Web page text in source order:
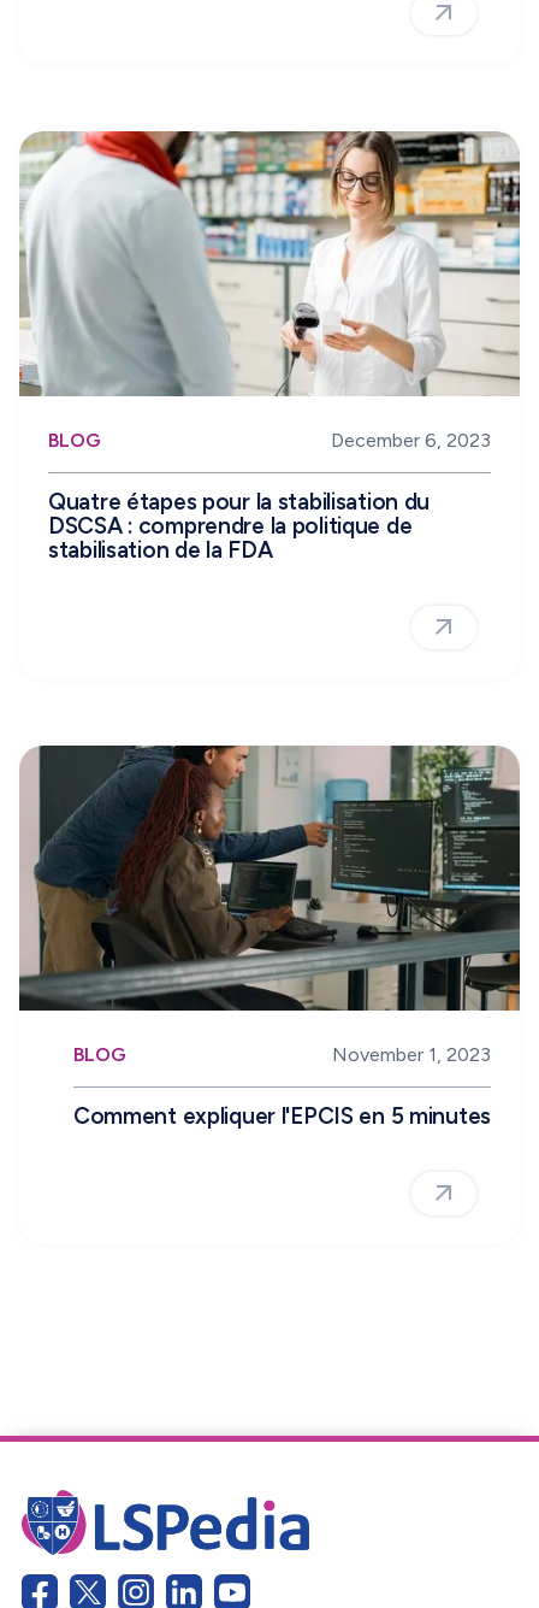
BLOG December 6, 2023
Quatre étapes pour la stabilisation du
DSCSA : comprendre la politique de
stabilisation de la FDA
BLOG November 1, 2023
Comment expliquer l'EPCIS en 5 minutes